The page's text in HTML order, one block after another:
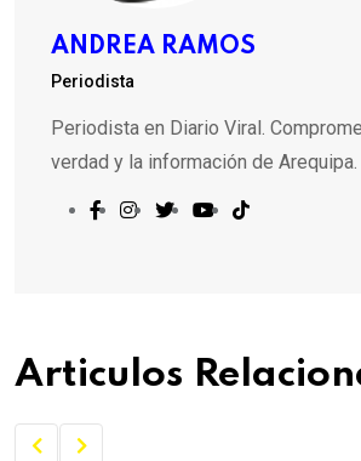
ANDREA RAMOS
Periodista
Periodista en Diario Viral.
verdad y la información de Arequipa.
Articulos